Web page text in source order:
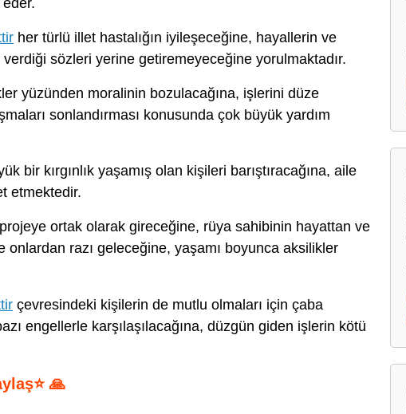
her türlü illet hastalığın iyileşeceğine, hayallerin ve
sözleri yerine getiremeyeceğine yorulmaktadır.
yüzünden moralinin bozulacağına, işlerini düze
sonlandırması konusunda çok büyük yardım
bir kırgınlık yaşamış olan kişileri barıştıracağına, aile
etmektedir.
ortak olarak gireceğine, rüya sahibinin hayattan ve
razı geleceğine, yaşamı boyunca aksilikler
çevresindeki kişilerin de mutlu olmaları için çaba
engellerle karşılaşılacağına, düzgün giden işlerin kötü
🙏